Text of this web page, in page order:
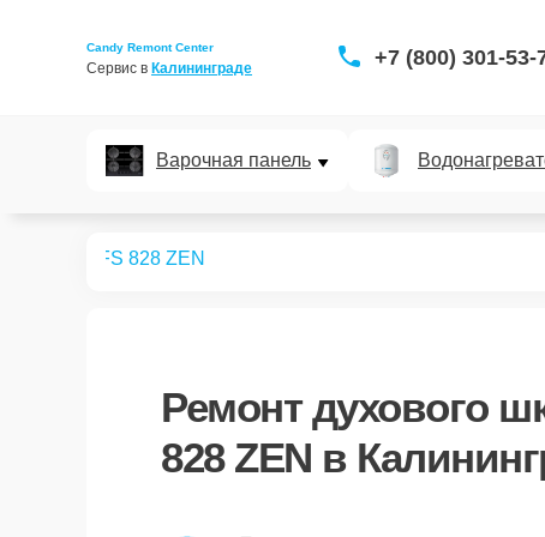
Candy Remont Center
Сервис в Калининграде +7 (800) 301-53-
Варочная панель
FS 828 ZEN
Ремонтдухового
828 ZEN в